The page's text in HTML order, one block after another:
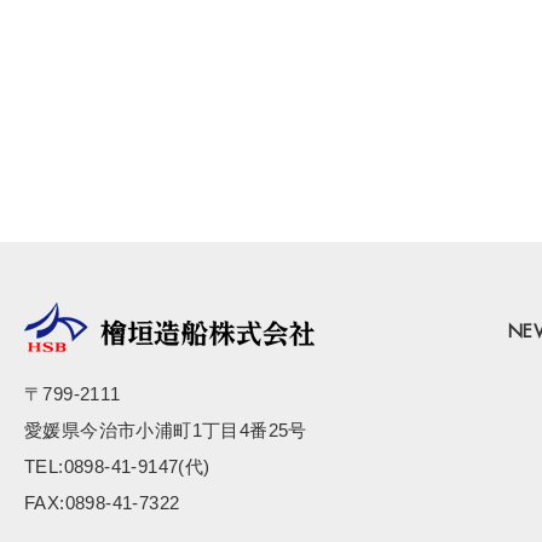
〒799-2111
愛媛県今治市小浦町1丁目4番25号
TEL:0898-41-9147(代)
FAX:0898-41-7322